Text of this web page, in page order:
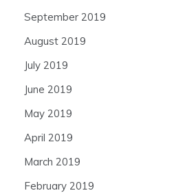
September 2019
August 2019
July 2019
June 2019
May 2019
April 2019
March 2019
February 2019